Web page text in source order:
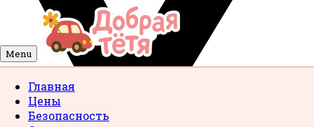
Menu
Главная
Цены
Безопасность